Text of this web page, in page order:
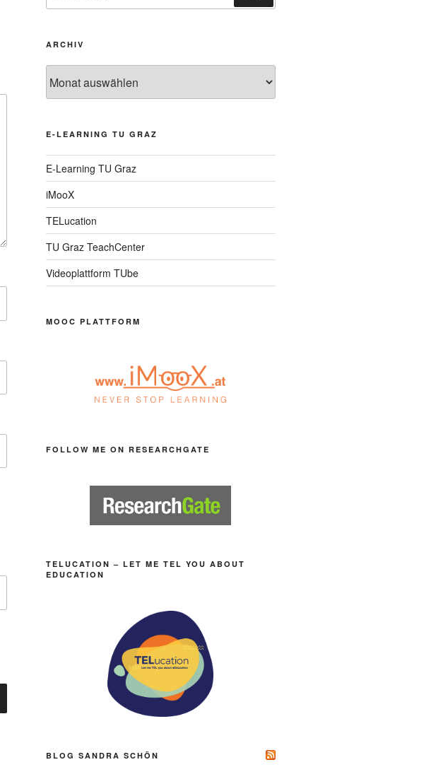
ARCHIV
E-LEARNING TU GRAZ
E-Learning TU Graz
iMooX
TELucation
TU Graz TeachCenter
Videoplattform TUbe
MOOC PLATTFORM
FOLLOW ME ON RESEARCHGATE
TELUCATION – LET ME TEL YOU ABOUT
EDUCATION
BLOG SANDRA SCHÖN